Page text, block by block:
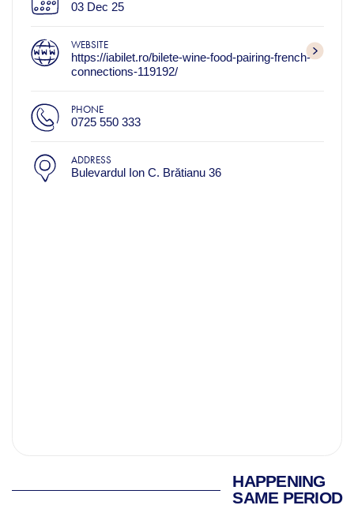
03 Dec 25
WEBSITE
https://iabilet.ro/bilete-wine-food-pairing-french-
connections-119192/
PHONE
0725 550 333
ADDRESS
Bulevardul Ion C. Brătianu 36
HAPPENING
SAME PERIOD